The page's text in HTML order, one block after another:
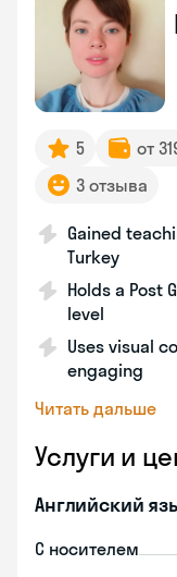
5 от
3 отзыва
Gained
Turkey
Holds a Post
level
Uses visual
engaging
Читать дальше
Услуги и
Английский
С носителем